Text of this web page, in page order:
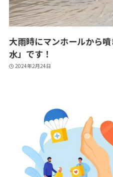
大雨時にマンホールから
水」です！
2024年2月24日